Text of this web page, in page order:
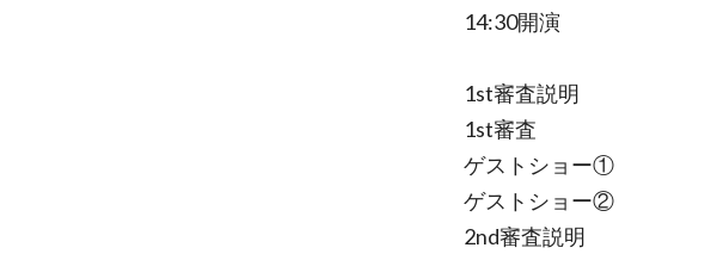
14:30開演
1st審査説明
1st審査
ゲストショー①
ゲストショー②
2nd審査説明